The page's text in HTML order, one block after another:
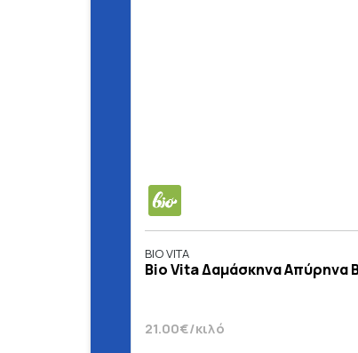
BIO VITA
Bio Vita Δαμάσκηνα Απύρηνα
21.00€/κιλό